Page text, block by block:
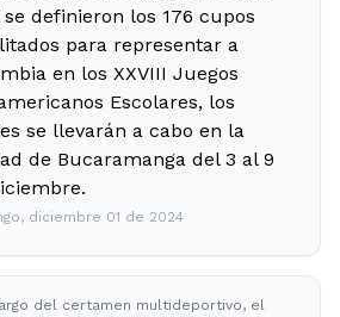
definieron los 176 cupos
para representar a
en los XXVIII Juegos
Escolares, los
se llevarán a cabo en la
de Bucaramanga del 3 al 9
diciembre 01 de 2024
del certamen multideportivo, el